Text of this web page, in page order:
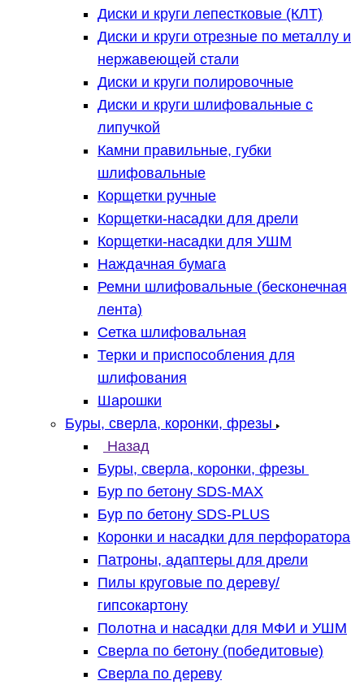
Диски и круги лепестковые (КЛТ)
Диски и круги отрезные по металлу и
нержавеющей стали
Диски и круги полировочные
Диски и круги шлифовальные с
липучкой
Камни правильные, губки
шлифовальные
Корщетки ручные
Корщетки-насадки для дрели
Корщетки-насадки для УШМ
Наждачная бумага
Ремни шлифовальные (бесконечная
лента)
Сетка шлифовальная
Терки и приспособления для
шлифования
Шарошки
Буры, сверла, коронки, фрезы
Назад
Буры, сверла, коронки, фрезы
Бур по бетону SDS-MAX
Бур по бетону SDS-PLUS
Коронки и насадки для перфоратора
Патроны, адаптеры для дрели
Пилы круговые по дереву/
гипсокартону
Полотна и насадки для МФИ и УШМ
Сверла по бетону (победитовые)
Сверла по дереву